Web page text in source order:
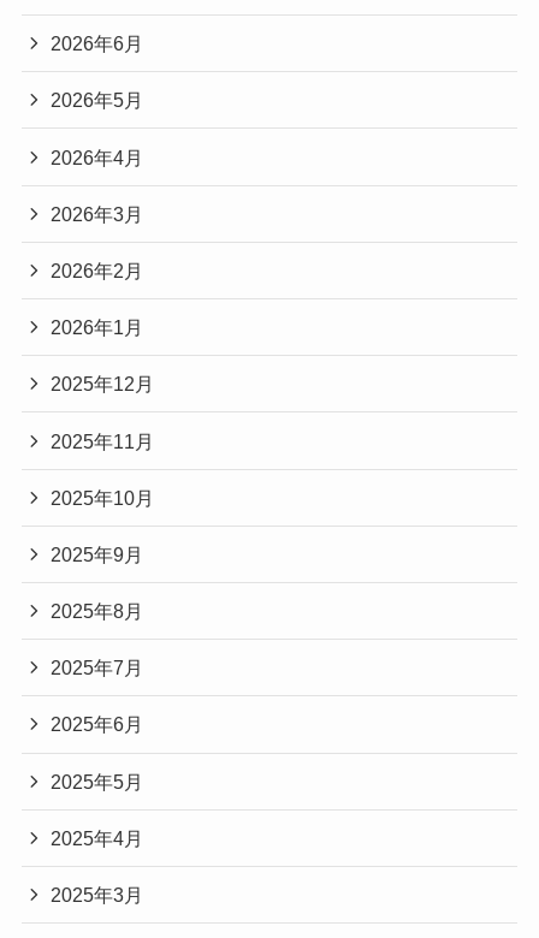
2026年6月
2026年5月
2026年4月
2026年3月
2026年2月
2026年1月
2025年12月
2025年11月
2025年10月
2025年9月
2025年8月
2025年7月
2025年6月
2025年5月
2025年4月
2025年3月